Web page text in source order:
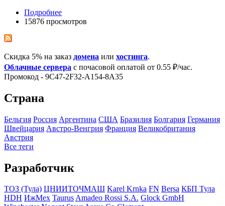
Подробнее
15876 просмотров
Скидка 5% на заказ домена или хостинга.
Облачные сервера с почасовой оплатой от 0.55 ₽/час.
Промокод - 9C47-2F32-A154-8A35
Страна
Бельгия Росcия Аргентина США Бразилия Болгария Германия
Швейцария Австро-Венгрия Франция Великобритания
Австрия
Все теги
Разработчик
ТОЗ (Тула) ЦНИИТОЧМАШ Karel Krnka FN Bersa КБП Тула
HDH ИжМех TaurusAmadeo Rossi S.A. Glock GmbH